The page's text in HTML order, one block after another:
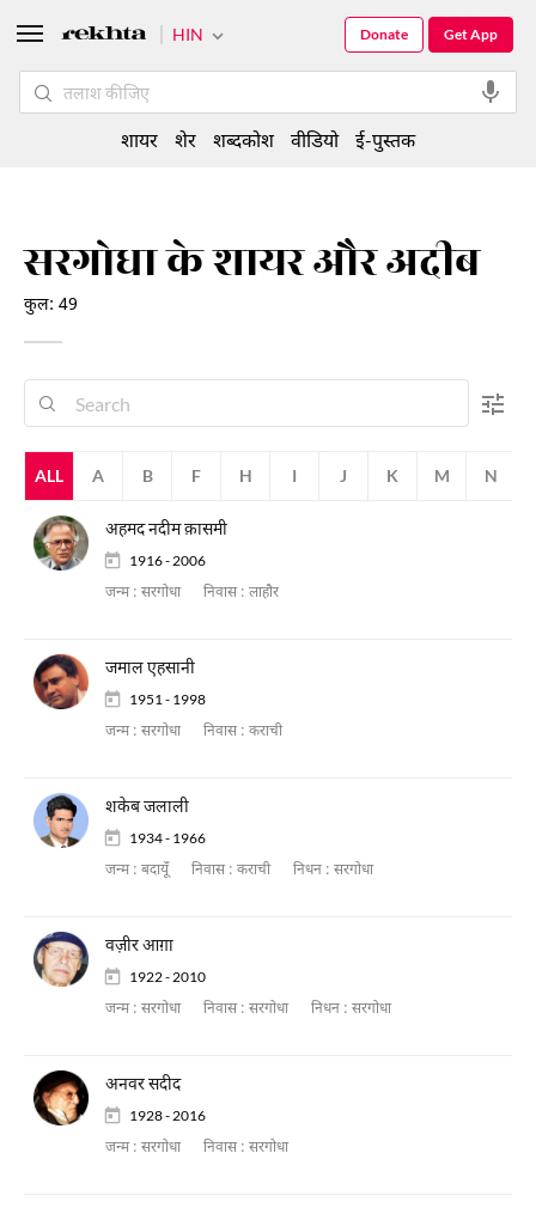
सरगोधा के शायर और अदीब
कुल: 49
ALL A B F H I J K M N
अहमद नदीम क़ासमी
1916 - 2006
जन्म : सरगोधा निवास : लाहौर
जमाल एहसानी
1951 - 1998
जन्म : सरगोधा निवास : कराची
शकेब जलाली
1934 - 1966
जन्म : बदायूँ निवास : कराची निधन : सरगोधा
वज़ीर आग़ा
1922 - 2010
जन्म : सरगोधा निवास : सरगोधा निधन : सरगोधा
अनवर सदीद
1928 - 2016
जन्म : सरगोधा निवास : सरगोधा
HIN Get App
Donate
शायर शेर शब्दकोश वीडियो ई-पुस्तक